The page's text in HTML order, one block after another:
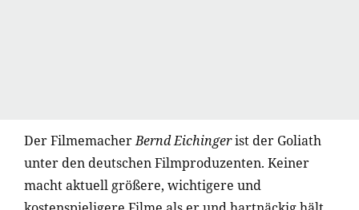
Der FilmemacherBernd Eichingerist der Goliath
unter den deutschen Filmproduzenten. Keiner
macht aktuell größere, wichtigere und